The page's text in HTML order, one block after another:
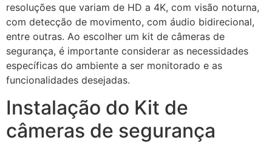
resoluções que variam de HD a 4K, com visão noturna,
com detecção de movimento, com áudio bidirecional,
entre outras. Ao escolher um kit de câmeras de
segurança, é importante considerar as necessidades
específicas do ambiente a ser monitorado e as
funcionalidades desejadas.
Instalação do Kit de
câmeras de segurança